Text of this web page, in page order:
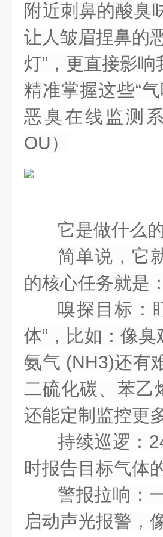
附近刺鼻的酸
让人皱眉捏鼻的
灯”，更直接影
精准掌握这些“
恶臭在线监测
OU）
它是做什么
简单说，它
的核心任务就是：
嗅探目标
体”，比如：像臭
氨气 (NH3)还有
二硫化碳、苯乙
还能定制监控更
持续巡逻 ：
时报告目标气体
警报拉响 ：
启动声光报警 ，